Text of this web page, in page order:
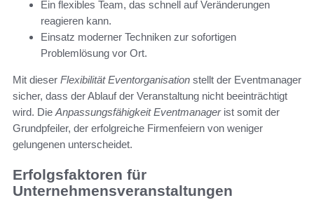
Ein flexibles Team, das schnell auf Veränderungen
reagieren kann.
Einsatz moderner Techniken zur sofortigen
Problemlösung vor Ort.
Mit dieser Flexibilität Eventorganisation stellt der Eventmanager
sicher, dass der Ablauf der Veranstaltung nicht beeinträchtigt
wird. Die Anpassungsfähigkeit Eventmanagerist somit der
Grundpfeiler, der erfolgreiche Firmenfeiern von weniger
gelungenen unterscheidet.
Erfolgsfaktoren für
Unternehmensveranstaltungen